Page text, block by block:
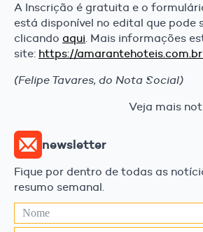
A Inscrição é gratuita e o
está disponível no edital que pode
clicando aqui. Mais informações
site: https://
(Felipe Tavares, do Nota Social)
Veja mais
newsletter
Fique por dentro de todas as
resumo semanal.